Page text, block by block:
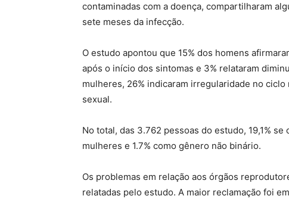
contaminadas com a doença, compartilharam
sete meses da infecção.
O estudo apontou que 15% dos homens
após o início dos sintomas e 3% relataram
mulheres, 26% indicaram irregularidade no
sexual.
No total, das 3.762 pessoas do estudo, 19,1%
mulheres e 1.7% como gênero não binário.
Os problemas em relação aos órgãos
relatadas pelo estudo. A maior reclamação foi